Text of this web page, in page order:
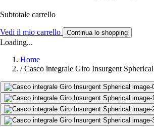
Subtotale carrello
Vedi il mio carrello Continua lo shopping
Loading...
Home
/ Casco integrale Giro Insurgent Spherical